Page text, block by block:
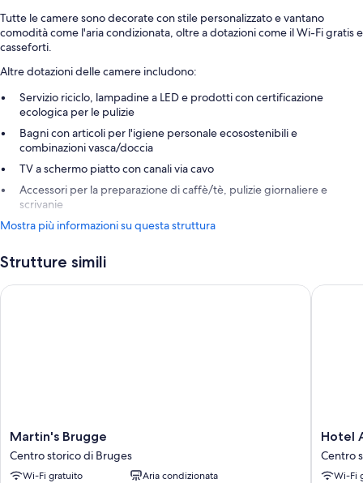
Tutte le camere sono decorate con stile personalizzato e vantano
comodità come l'aria condizionata, oltre a dotazioni come il Wi-Fi gratis e
casseforti.
Altre dotazioni delle camere includono:
Servizio riciclo, lampadine a LED e prodotti con certificazione
ecologica per le pulizie
Bagni con articoli per l'igiene personale ecosostenibili e
combinazioni vasca/doccia
TV a schermo piatto con canali via cavo
Accessori per la preparazione di caffè/tè, pulizie giornaliere e
scrivanie
Mostra più informazioni su questa struttura
Strutture simili
Martin's
Brugge
Centro
storico
Martin's Brugge
Centro storico di Bruges
Wi-Fi gratuito
Aria condizionata
Martin's Brugge
Hotel
Aragon
Centro
storico
Hotel
Centro
Wi-Fi
Hotel